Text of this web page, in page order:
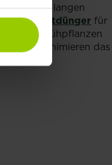
nur bei langen
Depotdünger für
allen Blühpflanzen
und minimieren das